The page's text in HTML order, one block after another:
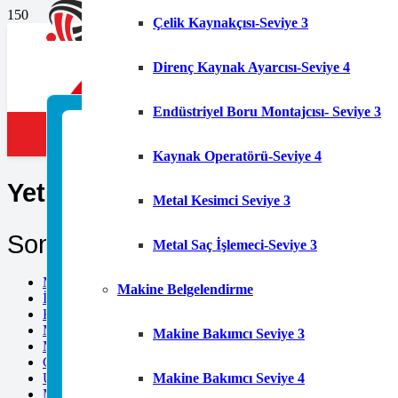
Çelik Kaynakçısı-Seviye 3
Direnç Kaynak Ayarcısı-Seviye 4
Endüstriyel Boru Montajcısı- Seviye 3
Kaynak Operatörü-Seviye 4
Metal Kesimci Seviye 3
Metal Saç İşlemeci-Seviye 3
Makine Belgelendirme
Makine Bakımcı Seviye 3
Makine Bakımcı Seviye 4
Yetkinlik Belgesi
Son Yazılar
Mesleki Yeterlilik Belgesi Nedir?
İzmir MYK Belgesi Başvurusu Nasıl Yapılır?
Kocaeli MYK Belgesi Başvurusu Nasıl Yapılır?
MYK Belgesi Zorunlu Meslekler Listesi
MYK Belgesi Nasıl Alınır? Güncel Başvuru Rehberi
Çıraklık Belgesi Geçerliliği Kaç Yıldır
Ustalık Belgesi Almadan Dükkan Açılabilir mi
MYK Belgesi Almayan İşletmelere Yaptırım